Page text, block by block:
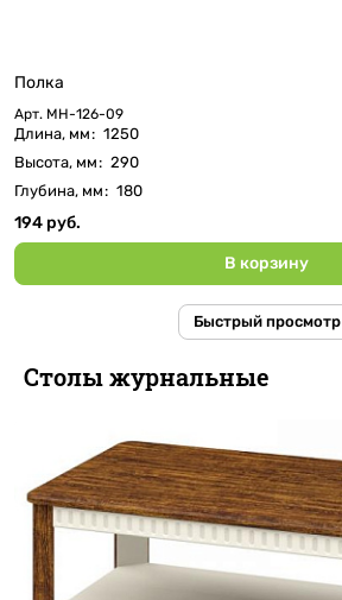
Полка
Арт. МН-126-09
Длина, мм: 1250
Высота, мм: 290
Глубина, мм: 180
194 руб.
В корзину
Быстрый просмотр
Столы журнальные